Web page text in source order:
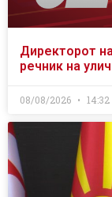
Директорот
речник на
08/08/2026 14:32